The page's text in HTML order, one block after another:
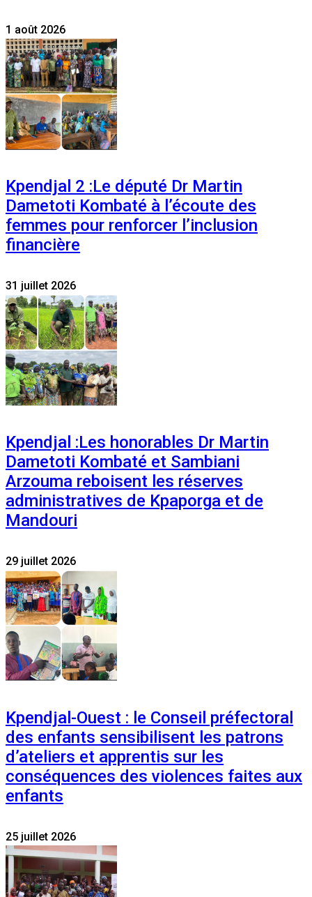
1 août 2026
Kpendjal 2 :Le député Dr Martin
Dametoti Kombaté à l’écoute des
femmes pour renforcer l’inclusion
financière
31 juillet 2026
Kpendjal :Les honorables Dr Martin
Dametoti Kombaté et Sambiani
Arzouma reboisent les réserves
administratives de Kpaporga et de
Mandouri
29 juillet 2026
Kpendjal-Ouest : le Conseil préfectoral
des enfants sensibilisent les patrons
d’ateliers et apprentis sur les
conséquences des violences faites aux
enfants
25 juillet 2026